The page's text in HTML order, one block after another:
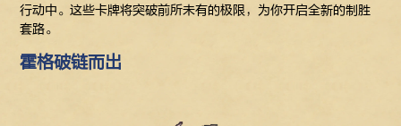
行动中。这些卡牌将突破前所未有的极限，为你开启全新的制胜
套路。
霍格破链而出